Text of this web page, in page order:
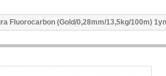
Fluorocarbon (Gold/0,28mm/13,5kg/100m)